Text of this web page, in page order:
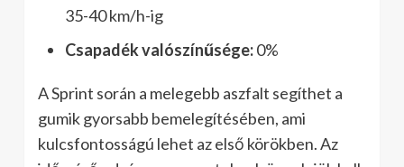
35-40 km/h-ig
Csapadék valószínűsége:0%
A Sprint során a melegebb aszfalt segíthet a
gumik gyorsabb bemelegítésében, ami
kulcsfontosságú lehet az első körökben. Az